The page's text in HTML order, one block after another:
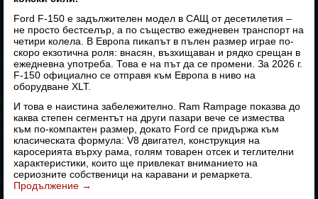
Ford F-150 е задължителен модел в САЩ от десетилетия –
не просто бестселър, а по същество ежедневен транспорт на
четири колела. В Европа пикапът в пълен размер играе по-
скоро екзотична роля: внасян, възхищаван и рядко срещан в
ежедневна употреба. Това е на път да се промени. За 2026 г.
F-150 официално се отправя към Европа в ниво на
оборудване XLT.
И това е наистина забележително. Ram Rampage показва до
каква степен сегментът на други пазари вече се измества
към по-компактен размер, докато Ford се придържа към
класическата формула: V8 двигател, конструкция на
каросерията върху рама, голям товарен отсек и теглителни
характеристики, които ще привлекат вниманието на
сериозните собственици на каравани и ремаркета.
Продължение →